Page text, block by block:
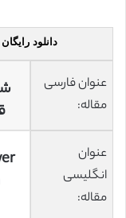
دانلود
عنوان فارسی
مقاله:
عنوان
انگلیسی
مقاله: